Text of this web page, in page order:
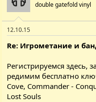
double gatefold vinyl
12.10.15
Re: Игрометание и
Регистрируемсяздесь,
редимим бесплатно
Cove, Commander -
Lost Souls